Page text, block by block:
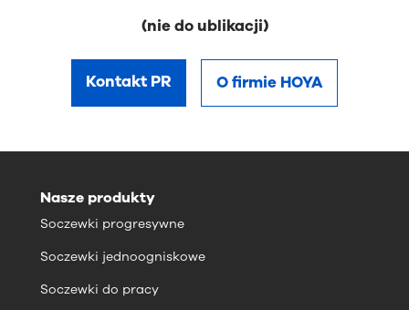
(nie do ublikacji)
Kontakt PR O firmie HOYA
Nasze produkty
Soczewki progresywne
Soczewki jednoogniskowe
Soczewki do pracy